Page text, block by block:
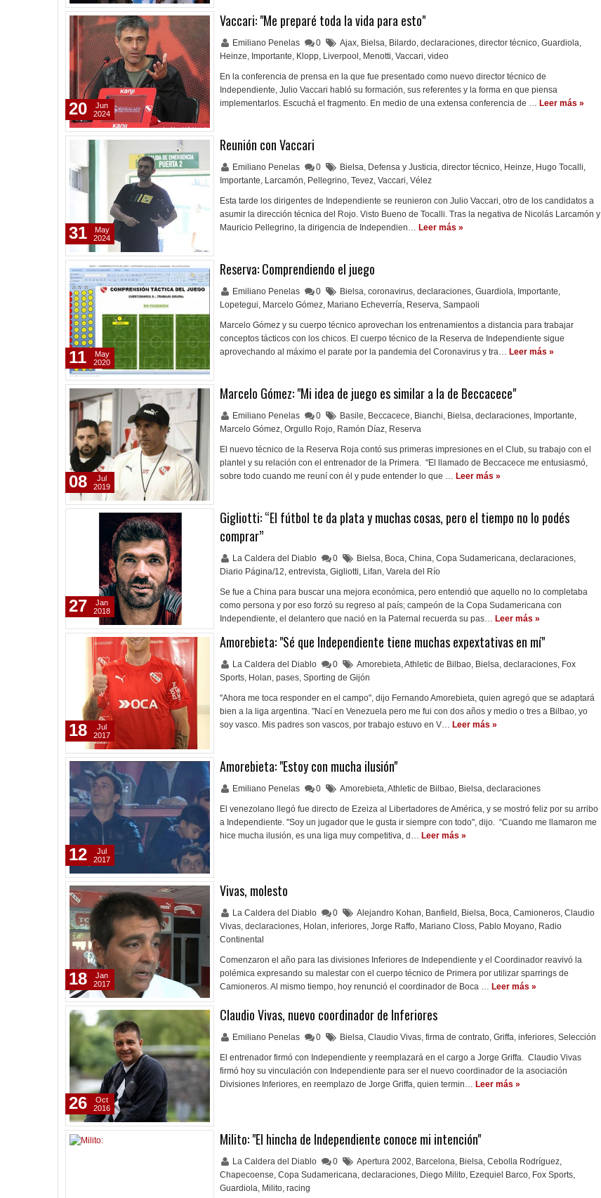
Vaccari: "Me preparé toda la vida para esto"
Emiliano Penelas 0 Ajax, Bielsa, Bilardo, declaraciones, director técnico, Guardiola,
Heinze, Importante, Klopp, Liverpool , Menotti, Vaccari, video
En la conferencia de prensa en la que fue presentado como nuevo director técnico de
Independiente, Julio Vaccari habló su formación, sus referentes y la forma en que piensa
implementarlos. Escuchá el fragmento. En medio de una extensa conferencia de … Leer más »
20
Jun
2024
Reunión con Vaccari
Emiliano Penelas 0 Bielsa, Defensa y Justicia, director técnico, Heinze, Hugo Tocalli,
Importante, Larcamón, Pellegrino, Tevez, Vaccari, Vélez
Esta tarde los dirigentes de Independiente se reunieron con Julio Vaccari, otro de los candidatos a
asumir la dirección técnica del Rojo. Visto Bueno de Tocalli. Tras la negativa de Nicolás Larcamón y
Mauricio Pellegrino, la dirigencia de Independien… Leer más »
31
May
2024
Reserva: Comprendiendo el juego
Emiliano Penelas 0 Bielsa, coronavirus, declaraciones, Guardiola, Importante,
Lopetegui, Marcelo Gómez, Mariano Echeverría, Reserva, Sampaoli
Marcelo Gómez y su cuerpo técnico aprovechan los entrenamientos a distancia para trabajar
conceptos tácticos con los chicos. El cuerpo técnico de la Reserva de Independiente sigue
aprovechando al máximo el parate por la pandemia del Coronavirus y tra… Leer más »
11
May
2020
Marcelo Gómez: "Mi idea de juego es similar a la de Beccacece"
Emiliano Penelas 0 Basile, Beccacece, Bianchi, Bielsa, declaraciones, Importante,
Marcelo Gómez, Orgullo Rojo, Ramón Díaz, Reserva
El nuevo técnico de la Reserva Roja contó sus primeras impresiones en el Club, su trabajo con el
plantel y su relación con el entrenador de la Primera. "El llamado de Beccacece me entusiasmó,
sobre todo cuando me reuní con él y pude entender lo que … Leer más »
08
Jul
2019
Gigliotti: “El fútbol te da plata y muchas cosas, pero el tiempo no lo podés
comprar”
La Caldera del Diablo 0 Bielsa, Boca, China, Copa Sudamericana, declaraciones,
Diario Página/12, entrevista, Gigliotti, Lifan, Varela del Río
Se fue a China para buscar una mejora económica, pero entendió que aquello no lo completaba
como persona y por eso forzó su regreso al país; campeón de la Copa Sudamericana con
Independiente, el delantero que nació en la Paternal recuerda su pas… Leer más »
27
Jan
2018
Amorebieta: "Sé que Independiente tiene muchas expextativas en mí"
La Caldera del Diablo 0 Amorebieta,Athletic de Bilbao, Bielsa, declaraciones, Fox
Sports, Holan, pases, Sporting de Gijón
"Ahora me toca responder en el campo", dijo Fernando Amorebieta, quien agregó que se adaptará
bien a la liga argentina. "Nací en Venezuela pero me fui con dos años y medio o tres a Bilbao, yo
soy vasco. Mis padres son vascos, por trabajo estuvo en V… Leer más »
18
Jul
2017
Amorebieta: "Estoy con mucha ilusión"
Emiliano Penelas 0 Amorebieta,Athletic de Bilbao, Bielsa, declaraciones
El venezolano llegó fue directo de Ezeiza al Libertadores de América, y se mostró feliz por su arribo
a Independiente. "Soy un jugador que le gusta ir siempre con todo", dijo. “Cuando me llamaron me
hice mucha ilusión, es una liga muy competitiva, d… Leer más »
12
Jul
2017
Vivas, molesto
La Caldera del Diablo 0 Alejandro Kohan, Banfield , Bielsa, Boca, Camioneros, Claudio
Vivas, declaraciones, Holan, inferiores, Jorge Raffo, Mariano Closs, Pablo Moyano, Radio
Continental
Comenzaron el año para las divisiones Inferiores de Independiente y el Coordinador reavivó la
polémica expresando su malestar con el cuerpo técnico de Primera por utilizar sparrings de
Camioneros. Al mismo tiempo, hoy renunció el coordinador de Boca … Leer más »
18
Jan
2017
Claudio Vivas, nuevo coordinador de Inferiores
Emiliano Penelas 0 Bielsa, Claudio Vivas, firma de contrato, Griffa, inferiores, Selección
El entrenador firmó con Independiente y reemplazará en el cargo a Jorge Griffa. Claudio Vivas
firmó hoy su vinculación con Independiente para ser el nuevo coordinador de la asociación
Divisiones Inferiores, en reemplazo de Jorge Griffa, quien termin… Leer más »
26
Oct
2016
Milito: "El hincha de Independiente conoce mi intención"
La Caldera del Diablo 0 Apertura 2002, Barcelona, Bielsa, Cebolla Rodríguez,
Chapecoense, Copa Sudamericana, declaraciones, Diego Milito, Ezequiel Barco, Fox Sports,
Guardiola, Milito, racing